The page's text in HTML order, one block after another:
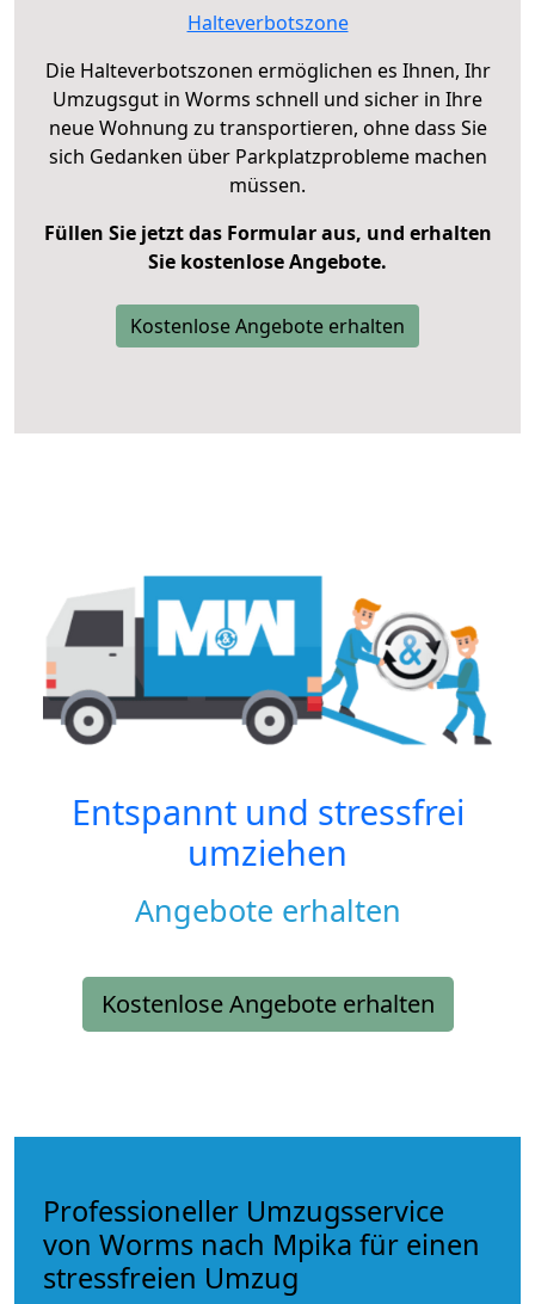
Halteverbotszone
Die Halteverbotszonen ermöglichen es Ihnen, Ihr
Umzugsgut in Worms schnell und sicher in Ihre
neue Wohnung zu transportieren, ohne dass Sie
sich Gedanken über Parkplatzprobleme machen
müssen.
Füllen Sie jetzt das Formular aus, und erhalten
Sie kostenlose Angebote.
Kostenlose Angebote erhalten
Entspannt und stressfrei
umziehen
Angebote erhalten
Kostenlose Angebote erhalten
Professioneller Umzugsservice
von Worms nach Mpika für einen
stressfreien Umzug